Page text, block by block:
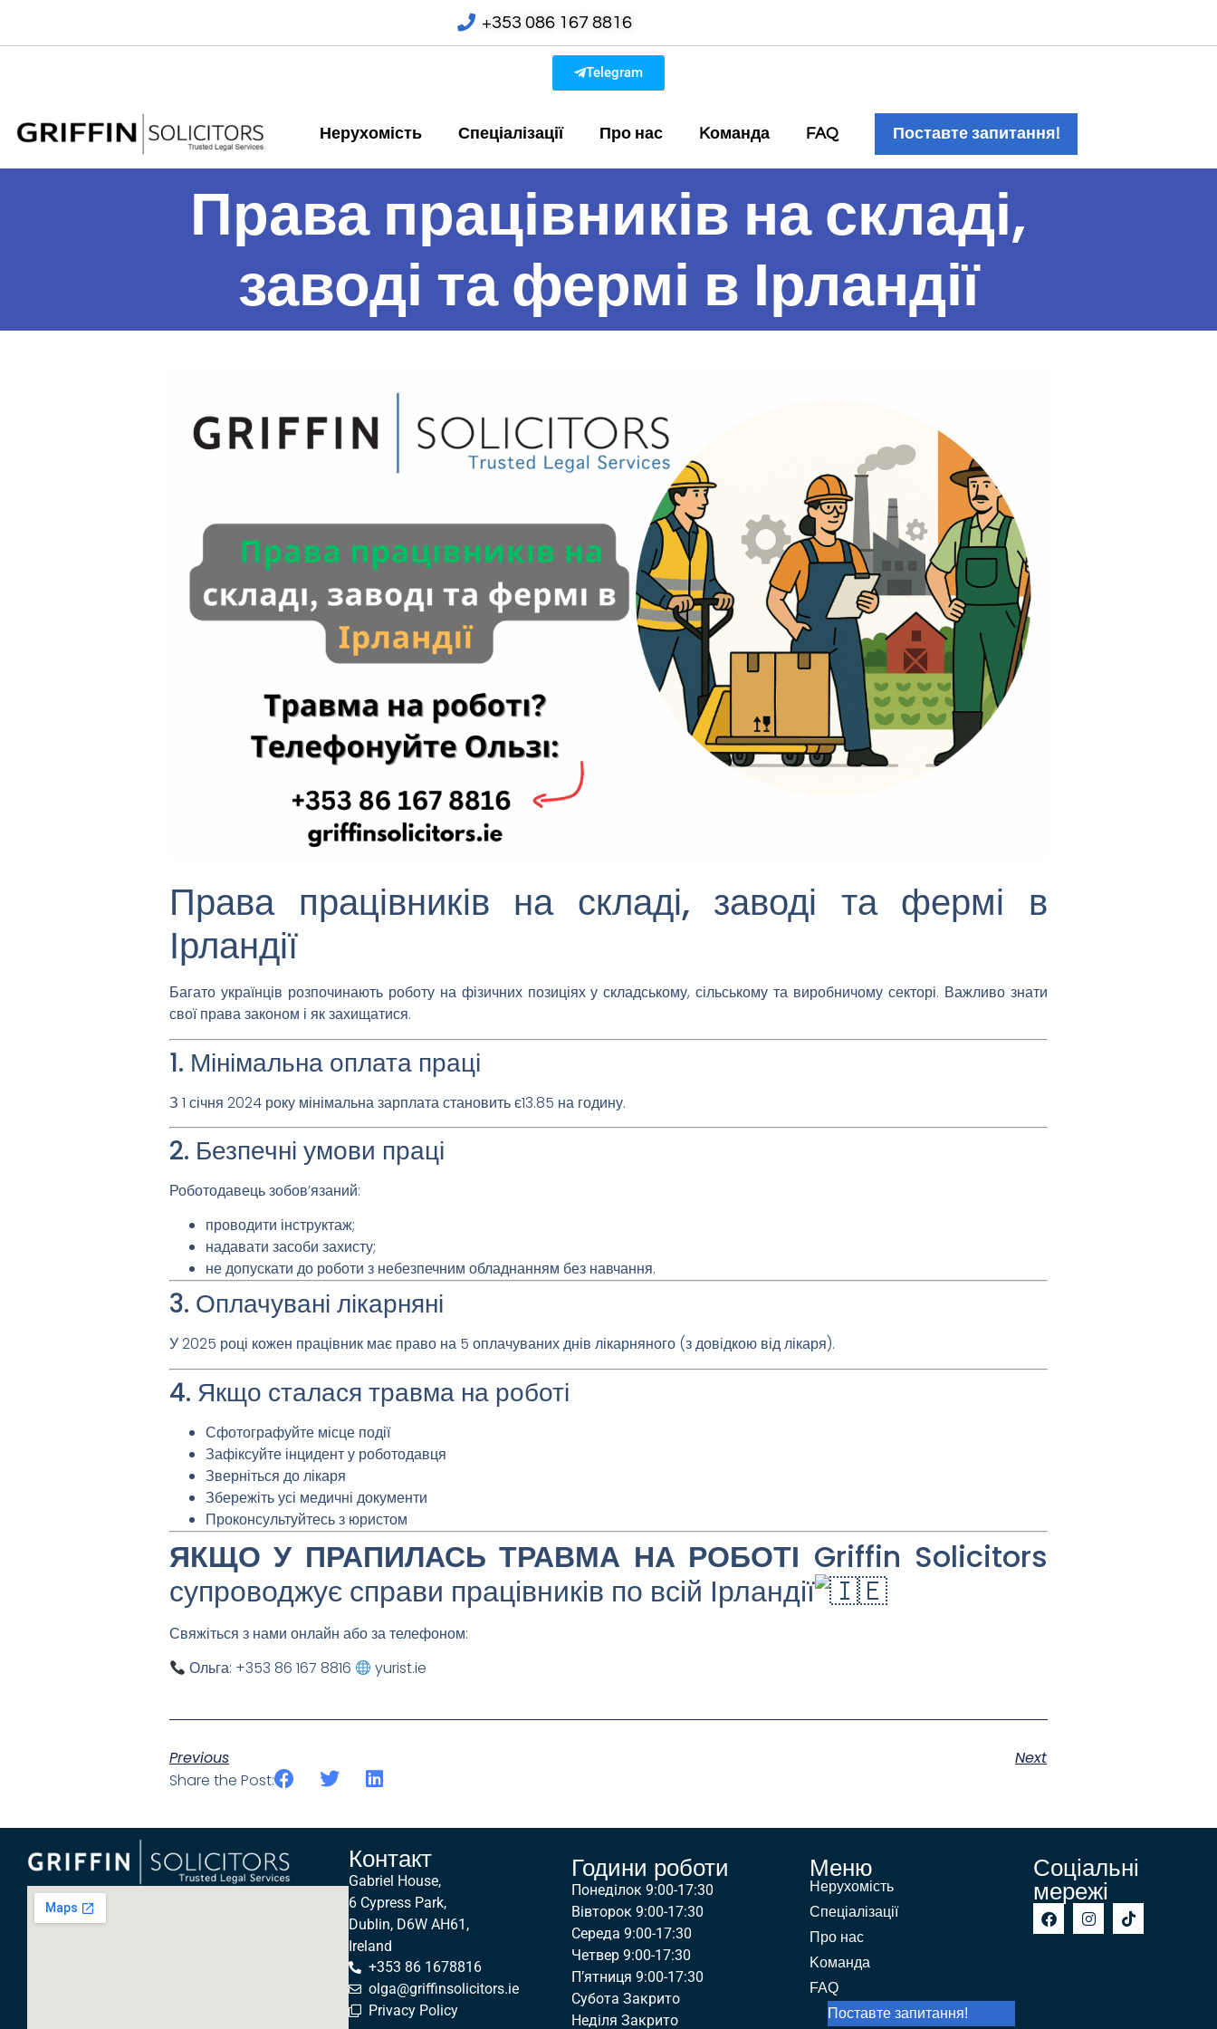
+353 086 167 8816
Telegram
Нерухомість Спеціалізації Про нас Kоманда FAQ Поставте запитання!
Права працівників на складі,
заводі та фермі в Ірландії
Права працівників на складі, заводі та фермі в
Ірландії
Багато українців розпочинають роботу на фізичних позиціях у складському, сільському та виробничому секторі. Важливо знати
свої права законом і як захищатися.
1. Мінімальна оплата праці
З 1 січня 2024 року мінімальна зарплата становить є13.85 на годину.
2. Безпечні умови праці
Роботодавець зобов’язаний:
проводити інструктаж;
надавати засоби захисту;
не допускати до роботи з небезпечним обладнанням без навчання.
3. Оплачувані лікарняні
У 2025 році кожен працівник має право на 5 оплачуваних днів лікарняного (з довідкою від лікаря).
4. Якщо сталася травма на роботі
Сфотографуйте місце події
Зафіксуйте інцидент у роботодавця
Зверніться до лікаря
Збережіть усі медичні документи
Проконсультуйтесь з юристом
ЯКЩО У ПРАПИЛАСЬ ТРАВМА НА РОБОТІ Griffin Solicitors
супроводжує справи працівників по всій Ірландії
Свяжіться з нами онлайн або за телефоном:
Ольга: +353 86 167 8816
yurist.ie
Previous
Next
Share the Post:
Контакт
Gabriel House,
6 Cypress Park,
Dublin, D6W AH61,
Ireland
+353 86 1678816
olga@griffinsolicitors.ie
Privacy Policy
Години роботи
Понеділок 9:00-17:30
Вівторок 9:00-17:30
Середа 9:00-17:30
Четвер 9:00-17:30
П’ятниця 9:00-17:30
Субота Закрито
Неділя Закрито
Меню
Нерухомість
Спеціалізації
Про нас
Kоманда
FAQ
Поставте запитання!
Соціальні
мережі